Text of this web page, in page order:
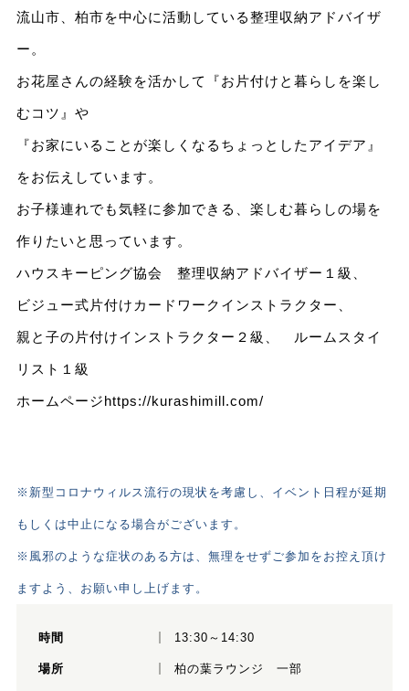
流山市、柏市を中心に活動している整理収納アドバイザ
ー。
お花屋さんの経験を活かして『お片付けと暮らしを楽し
むコツ』や
『お家にいることが楽しくなるちょっとしたアイデア』
をお伝えしています。
お子様連れでも気軽に参加できる、楽しむ暮らしの場を
作りたいと思っています。
ハウスキーピング協会 整理収納アドバイザー１級、
ビジュー式片付けカードワークインストラクター、
親と子の片付けインストラクター２級、 ルームスタイ
リスト１級
ホームページhttps://kurashimill.com/
※新型コロナウィルス流行の現状を考慮し、イベント日程が延期
もしくは中止になる場合がございます。
※風邪のような症状のある方は、無理をせずご参加をお控え頂け
ますよう、お願い申し上げます。
時間 13:30～14:30
場所 柏の葉ラウンジ 一部